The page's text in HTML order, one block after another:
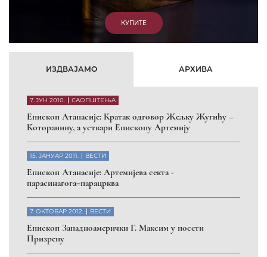
ИЗДВАЈАМО АРХИВА
7. ЈУН 2010. САОПШТЕЊА
Eпископ Атанасије: Кратак одговор Жељку Жугићу –
Которанину, а уствари Епископу Артемију
15. ЈАНУАР 2011. ВЕСТИ
Eпископ Атанасије: Артемијева секта -
парасинагога=парацрква
7. ОКТОБАР 2012. ВЕСТИ
Eпископ Западноамерички Г. Максим у посети
Призрену